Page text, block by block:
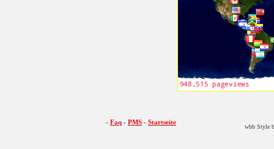
- Faq - PMS - Startseite
wbb Style